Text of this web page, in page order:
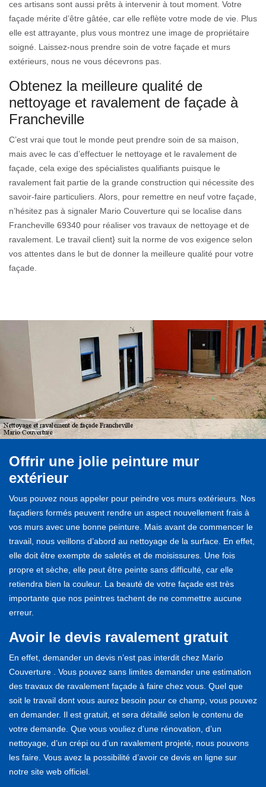
ces artisans sont aussi prêts à intervenir à tout moment. Votre
façade mérite d’être gâtée, car elle reflète votre mode de vie. Plus
elle est attrayante, plus vous montrez une image de propriétaire
soigné. Laissez-nous prendre soin de votre façade et murs
extérieurs, nous ne vous décevrons pas.
Obtenez la meilleure qualité de
nettoyage et ravalement de façade à
Francheville
C’est vrai que tout le monde peut prendre soin de sa maison,
mais avec le cas d’effectuer le nettoyage et le ravalement de
façade, cela exige des spécialistes qualifiants puisque le
ravalement fait partie de la grande construction qui nécessite des
savoir-faire particuliers. Alors, pour remettre en neuf votre façade,
n’hésitez pas à signaler Mario Couverture qui se localise dans
Francheville 69340 pour réaliser vos travaux de nettoyage et de
ravalement. Le travail client} suit la norme de vos exigence selon
vos attentes dans le but de donner la meilleure qualité pour votre
façade.
Offrir une jolie peinture mur
extérieur
Vous pouvez nous appeler pour peindre vos murs extérieurs. Nos
façadiers formés peuvent rendre un aspect nouvellement frais à
vos murs avec une bonne peinture. Mais avant de commencer le
travail, nous veillons d’abord au nettoyage de la surface. En effet,
elle doit être exempte de saletés et de moisissures. Une fois
propre et sèche, elle peut être peinte sans difficulté, car elle
retiendra bien la couleur. La beauté de votre façade est très
importante que nos peintres tachent de ne commettre aucune
erreur.
Avoir le devis ravalement gratuit
En effet, demander un devis n’est pas interdit chez Mario
Couverture . Vous pouvez sans limites demander une estimation
des travaux de ravalement façade à faire chez vous. Quel que
soit le travail dont vous aurez besoin pour ce champ, vous pouvez
en demander. Il est gratuit, et sera détaillé selon le contenu de
votre demande. Que vous vouliez d’une rénovation, d’un
nettoyage, d’un crépi ou d’un ravalement projeté, nous pouvons
les faire. Vous avez la possibilité d’avoir ce devis en ligne sur
notre site web officiel.